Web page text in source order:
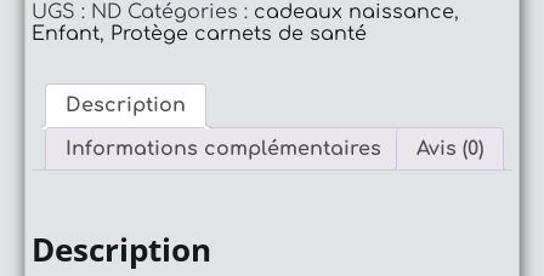
santé
jour
UGS : ND Catégories : cadeaux naissance,
Enfant, Protège carnets de santé
Description
Informations complémentaires
Avis (0)
Description